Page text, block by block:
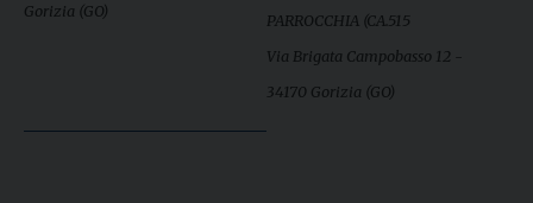
Gorizia (GO)
PARROCCHIA (CA.515
Via Brigata Campobasso 12 -
34170 Gorizia (GO)